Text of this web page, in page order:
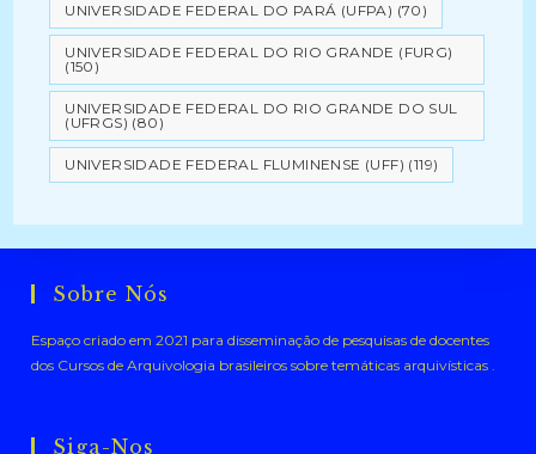
UNIVERSIDADE FEDERAL DO PARÁ (UFPA) (70)
UNIVERSIDADE FEDERAL DO RIO GRANDE (FURG)
(150)
UNIVERSIDADE FEDERAL DO RIO GRANDE DO SUL
(UFRGS) (80)
UNIVERSIDADE FEDERAL FLUMINENSE (UFF) (119)
Sobre Nós
Espaço criado em 2021 para disseminação de pesquisas de docentes
dos Cursos de Arquivologia brasileiros sobre temáticas arquivísticas .
Siga-Nos